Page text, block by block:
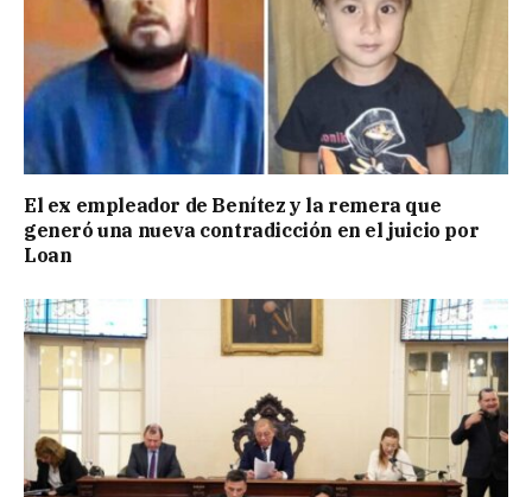
El ex empleador de Benítez y la remera que
generó una nueva contradicción en el juicio por
Loan